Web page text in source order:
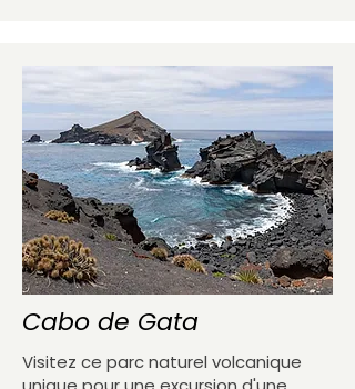
Cabo de Gata
Visitez ce parc naturel volcanique